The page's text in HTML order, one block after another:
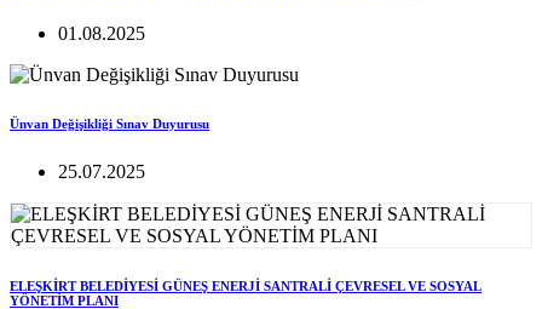
01.08.2025
Ünvan Değişikliği Sınav Duyurusu
25.07.2025
ELEŞKİRT BELEDİYESİ GÜNEŞ ENERJİ SANTRALİ ÇEVRESEL VE SOSYAL
YÖNETİM PLANI